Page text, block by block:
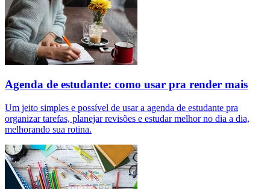
Agenda de estudante: como usar pra render mais
Um jeito simples e possível de usar a agenda de estudante pra
organizar tarefas, planejar revisões e estudar melhor no dia a dia,
melhorando sua rotina.